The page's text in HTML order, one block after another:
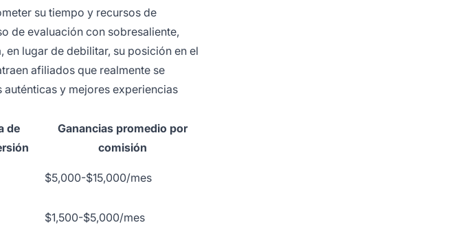
su tiempo y recursos de
de evaluación con sobresaliente,
lugar de debilitar, su posición en el
afiliados que realmente se
y mejores experiencias
de
Ganancias promedio por
comisión
$5,000-$15,000/mes
$1,500-$5,000/mes